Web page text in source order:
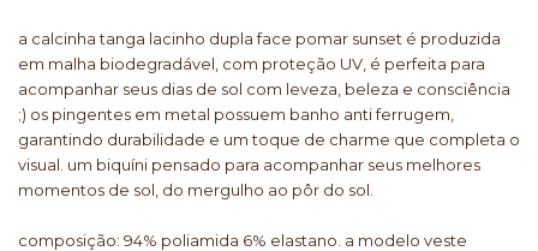
a calcinha tanga lacinho dupla face pomar sunset é produzida
em malha biodegradável, com proteção UV, é perfeita para
acompanhar seus dias de sol com leveza, beleza e consciência
;) os pingentes em metal possuem banho anti ferrugem,
garantindo durabilidade e um toque de charme que completa o
visual. um biquíni pensado para acompanhar seus melhores
momentos de sol, do mergulho ao pôr do sol.
composição: 94% poliamida 6% elastano. a modelo veste